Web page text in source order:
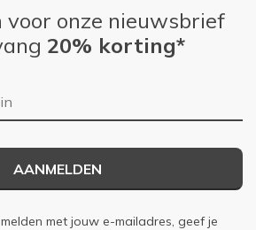
voor onze nieuwsbrief
20% korting*
AANMELDEN
met jouw e-mailadres, geef je